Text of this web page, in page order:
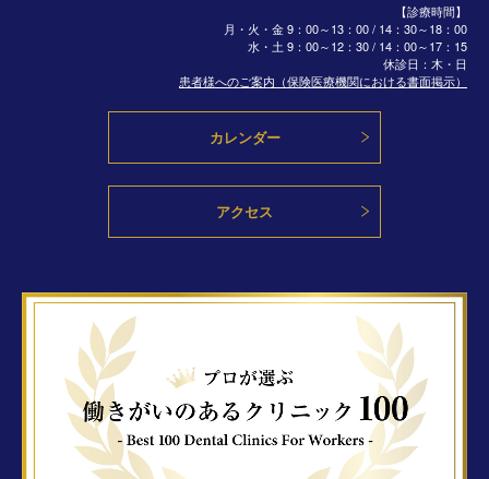
【診療時間】
月・火・金 9：00～13：00 / 14：30～18：00
水・土 9：00～12：30 / 14：00～17：15
休診日：木・日
患者様へのご案内（保険医療機関における書面掲示）
カレンダー
アクセス